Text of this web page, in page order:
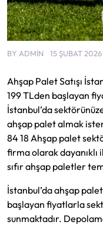
BY ADMIN 15 ŞUBAT 2026
Ahşap Palet Satışı
199 TLden başlayan
İstanbul’da
ahşap palet almak
84 18 Ahşap palet
firma olarak
sıfır ahşap paletler
İstanbul’da ahşap
başlayan fiyatlarla
sunmaktadır.